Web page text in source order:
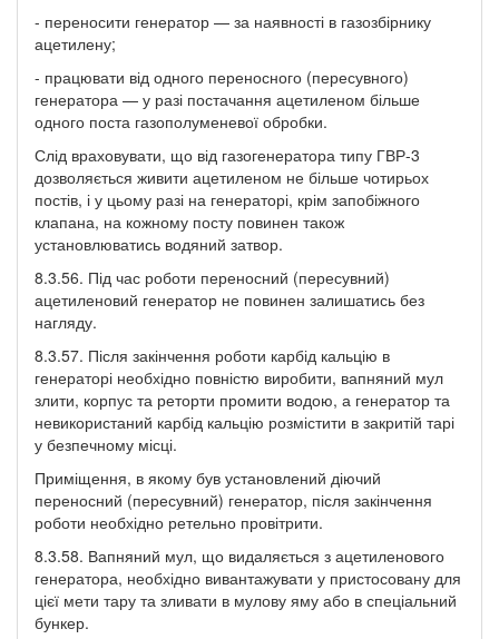
- переносити генератор — за наявності в газозбірнику
ацетилену;
- працювати від одного переносного (пересувного)
генератора — у разі постачання ацетиленом більше
одного поста газополуменевої обробки.
Слід враховувати, що від газогенератора типу ГВР-3
дозволяється живити ацетиленом не більше чотирьох
постів, і у цьому разі на генераторі, крім запобіжного
клапана, на кожному посту повинен також
установлюватись водяний затвор.
8.3.56. Під час роботи переносний (пересувний)
ацетиленовий генератор не повинен залишатись без
нагляду.
8.3.57. Після закінчення роботи карбід кальцію в
генераторі необхідно повністю виробити, вапняний мул
злити, корпус та реторти промити водою, а генератор та
невикористаний карбід кальцію розмістити в закритій тарі
у безпечному місці.
Приміщення, в якому був установлений діючий
переносний (пересувний) генератор, після закінчення
роботи необхідно ретельно провітрити.
8.3.58. Вапняний мул, що видаляється з ацетиленового
генератора, необхідно вивантажувати у пристосовану для
цієї мети тару та зливати в мулову яму або в спеціальний
бункер.